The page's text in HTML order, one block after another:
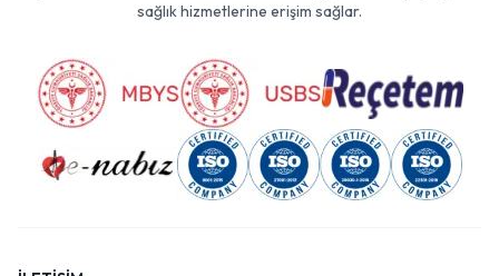
sağlık hizmetlerine erişim sağlar.